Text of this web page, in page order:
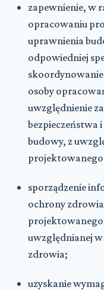
zapewnienie, w
opracowaniu
uprawnienia
odpowiedniej
osoby
uwzględnienie
bezpieczeństwa
budowy, z
sporządzenie
ochrony
uwzględnianej
zdrowia;
uzyskanie